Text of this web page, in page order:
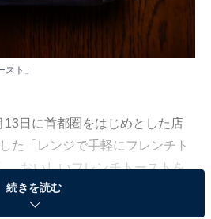
ト」
13日に首都圏をはじめとした店
た「レンジで手軽にフレンチト
。おいしいフレンチトーストを
の時間と技術を要しますが、こ
ンして温めるだけでハイクオリ
続きを読む